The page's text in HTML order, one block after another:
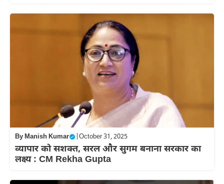
ByManish Kumar October 31, 2025
व्यापार को सशक्त, सरल और सुगम बनाना सरकार का
लक्ष्य : CM Rekha Gupta